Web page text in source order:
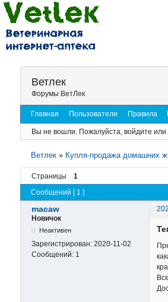
Ветлек
Форумы ВетЛек
Главная Пользователи Правила
Вы не вошли. Пожалуйста, войдите или
Ветлек » Купля-продажа домашних
Страницы 1
Сообщений [ 1 ]
macaw
Новичок
Неактивен
Зарегистрирован: 2020-11-02
Сообщений: 1